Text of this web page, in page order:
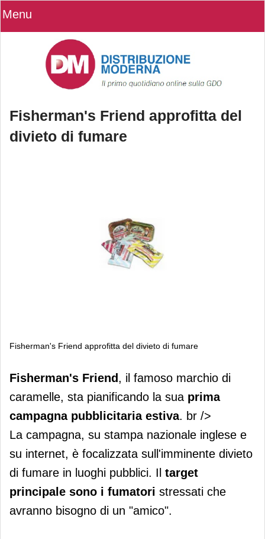
Menu
Fisherman's Friend approfitta del
divieto di fumare
Fisherman's Friend approfitta del divieto di fumare
Fisherman's Friend approfitta del
divieto di fumare
Fisherman's Friend, il famoso marchio di
caramelle, sta pianificando la sua prima
campagna pubblicitaria estiva. br />
La campagna, su stampa nazionale inglese e
su internet, è focalizzata sull'imminente divieto
di fumare in luoghi pubblici. Il target
principale sono i fumatori stressati che
avranno bisogno di un "amico".